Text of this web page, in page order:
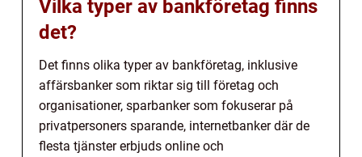
Vilka typer av bankföretag finns
det?
Det finns olika typer av bankföretag, inklusive
affärsbanker som riktar sig till företag och
organisationer, sparbanker som fokuserar på
privatpersoners sparande, internetbanker där de
flesta tjänster erbjuds online och